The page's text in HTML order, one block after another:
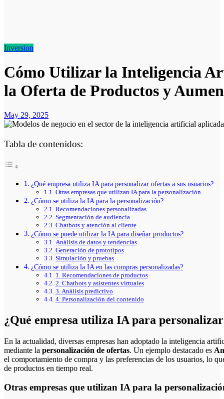
Inversion
Cómo Utilizar la Inteligencia
la Oferta de Productos y
May 29, 2025
Tabla de contenidos:
¿Qué empresa utiliza IA para personalizar ofertas a sus usuarios?
Otras empresas que utilizan IA para la personalización
¿Cómo se utiliza la IA para la personalización?
Recomendaciones personalizadas
Segmentación de audiencia
Chatbots y atención al cliente
¿Cómo se puede utilizar la IA para diseñar productos?
Análisis de datos y tendencias
Generación de prototipos
Simulación y pruebas
¿Cómo se utiliza la IA en las compras personalizadas?
1. Recomendaciones de productos
2. Chatbots y asistentes virtuales
3. Análisis predictivo
4. Personalización del contenido
¿Qué empresa utiliza IA para
En la actualidad, diversas empresas han adoptado la inteligencia artificial (IA) para mejorar la experiencia del cliente
mediante la personalización de ofertas. Un ejemplo destacado es
el comportamiento de compra y las preferencias de los usuarios, lo
de productos en tiempo real.
Otras empresas que utilizan IA para la